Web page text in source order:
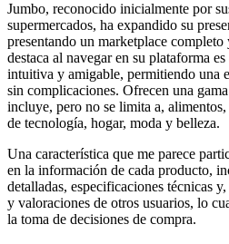
Jumbo, reconocido inicialmente por
supermercados, ha expandido su
presentando un marketplace
destaca al navegar en su plataforma
intuitiva y amigable, permitiendo una
sin complicaciones. Ofrecen una
incluye, pero no se limita a,
de tecnología, hogar, moda y belleza.
Una característica que me parece
en la información de cada producto,
detalladas, especificaciones técnicas
y valoraciones de otros usuarios, lo
la toma de decisiones de compra.